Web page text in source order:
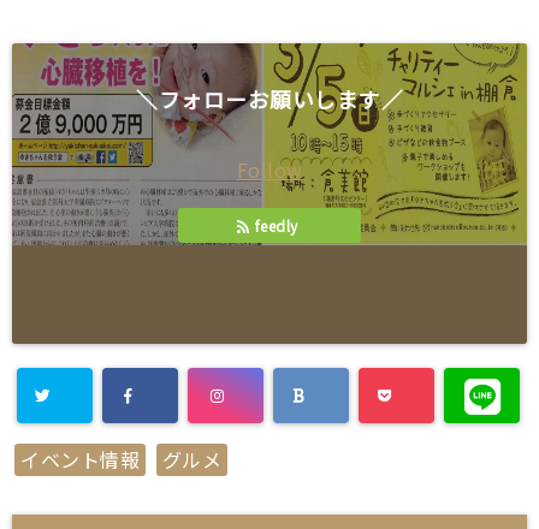
＼フォローお願いします／
Follow
feedly
イベント情報 グルメ